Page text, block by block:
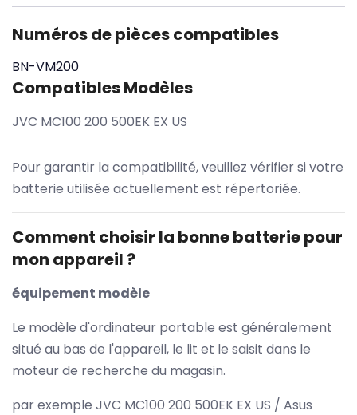
Numéros de pièces compatibles
BN-VM200
Compatibles Modèles
JVC MC100 200 500EK EX US
Pour garantir la compatibilité, veuillez vérifier si votre
batterie utilisée actuellement est répertoriée.
Comment choisir la bonne batterie pour
mon appareil ?
équipement modèle
Le modèle d'ordinateur portable est généralement
situé au bas de l'appareil, le lit et le saisit dans le
moteur de recherche du magasin.
par exemple JVC MC100 200 500EK EX US / Asus